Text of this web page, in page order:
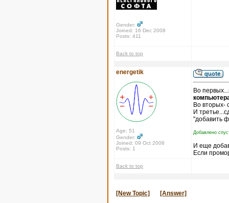
Gender:
Joined: 16 Dec 2008
Posts: 411
Back to top
energetik
Age: 51
Gender:
Joined: 09 Oct 2008
Posts: 1
Во
Во вторых-
И
"добавить
Добавлено
И еще
Если
Back to top
[New Topic] [Answer]